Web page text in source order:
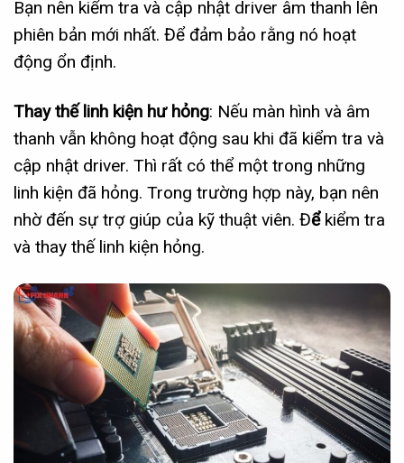
Bạn nên kiểm tra và cập nhật driver âm thanh lên
phiên bản mới nhất. Để đảm bảo rằng nó hoạt
động ổn định.
Thay thế linh kiện hư hỏng: Nếu màn hình và âm
thanh vẫn không hoạt động sau khi đã kiểm tra và
cập nhật driver. Thì rất có thể một trong những
linh kiện đã hỏng. Trong trường hợp này, bạn nên
nhờ đến sự trợ giúp của kỹ thuật viên. Đểkiểm tra
và thay thế linh kiện hỏng.